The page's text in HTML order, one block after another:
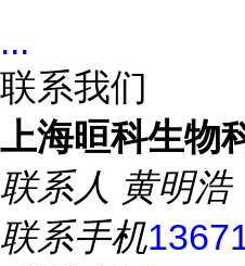
...
联系我们
上海晅科生物
联系人 黄明浩
联系手机